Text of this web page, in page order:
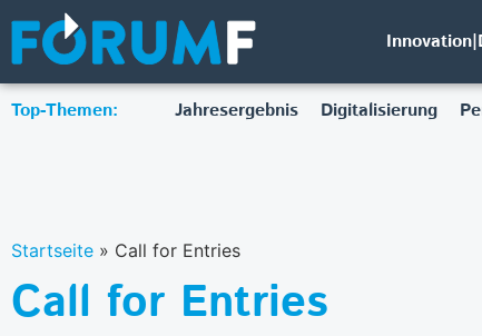
Top-Themen: Jahresergebnis Digitalisierung
Startseite » Call for Entries
Call for Entries